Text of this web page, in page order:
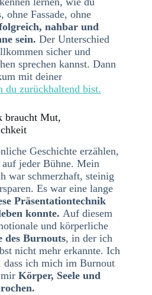
Fassade, ohne
nahbar und
sein. Der Unterschied
sicher und
sprechen kannst. Dann
mit deiner
du zurückhaltend bist.
braucht Mut,
Geschichte erzählen,
jeder Bühne. Mein
war schmerzhaft, steinig
Es war eine lange
Präsentationtechnik
konnte. Auf diesem
und körperliche
des Burnouts, in der ich
nicht mehr erkannte. Ich
dass ich mich im Burnout
Körper, Seele und